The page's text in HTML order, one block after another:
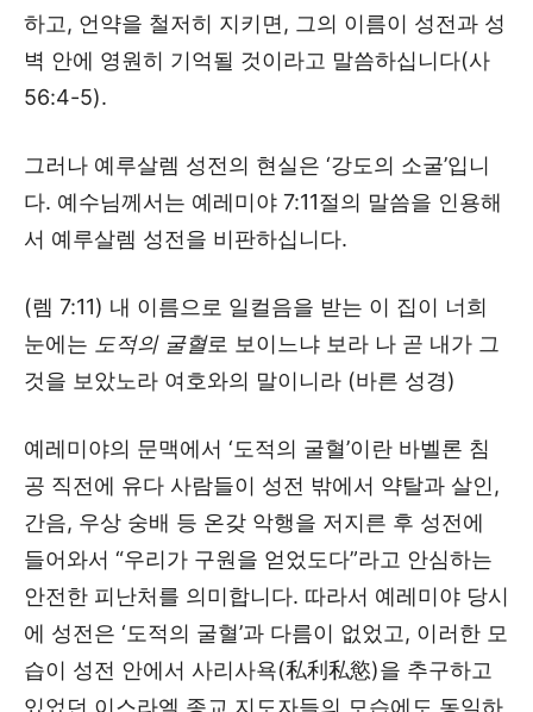
하고, 언약을 철저히 지키면, 그의 이름이 성전과 성
벽 안에 영원히 기억될 것이라고 말씀하십니다(사
56:4-5).
그러나 예루살렘 성전의 현실은 ‘강도의 소굴’입니
다. 예수님께서는 예레미야 7:11절의 말씀을 인용해
서 예루살렘 성전을 비판하십니다.
(렘 7:11) 내 이름으로 일컬음을 받는 이 집이 너희
눈에는 도적의 굴혈로 보이느냐 보라 나 곧 내가 그
것을 보았노라 여호와의 말이니라 (바른 성경)
예레미야의 문맥에서 ‘도적의 굴혈’이란 바벨론 침
공 직전에 유다 사람들이 성전 밖에서 약탈과 살인,
간음, 우상 숭배 등 온갖 악행을 저지른 후 성전에
들어와서 “우리가 구원을 얻었도다”라고 안심하는
안전한 피난처를 의미합니다. 따라서 예레미야 당시
에 성전은 ‘도적의 굴혈’과 다름이 없었고, 이러한 모
습이 성전 안에서 사리사욕(私利私慾)을 추구하고
있었던 이스라엘 종교 지도자들의 모습에도 동일하